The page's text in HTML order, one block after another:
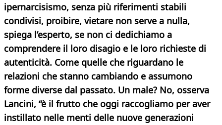
ipernarcisismo, senza più riferimenti stabili
condivisi, proibire, vietare non serve a nulla,
spiega l’esperto, se non ci dedichiamo a
comprendere il loro disagio e le loro richieste di
autenticità. Come quelle che riguardano le
relazioni che stanno cambiando e assumono
forme diverse dal passato. Un male? No, osserva
Lancini, “è il frutto che oggi raccogliamo per aver
instillato nelle menti delle nuove generazioni